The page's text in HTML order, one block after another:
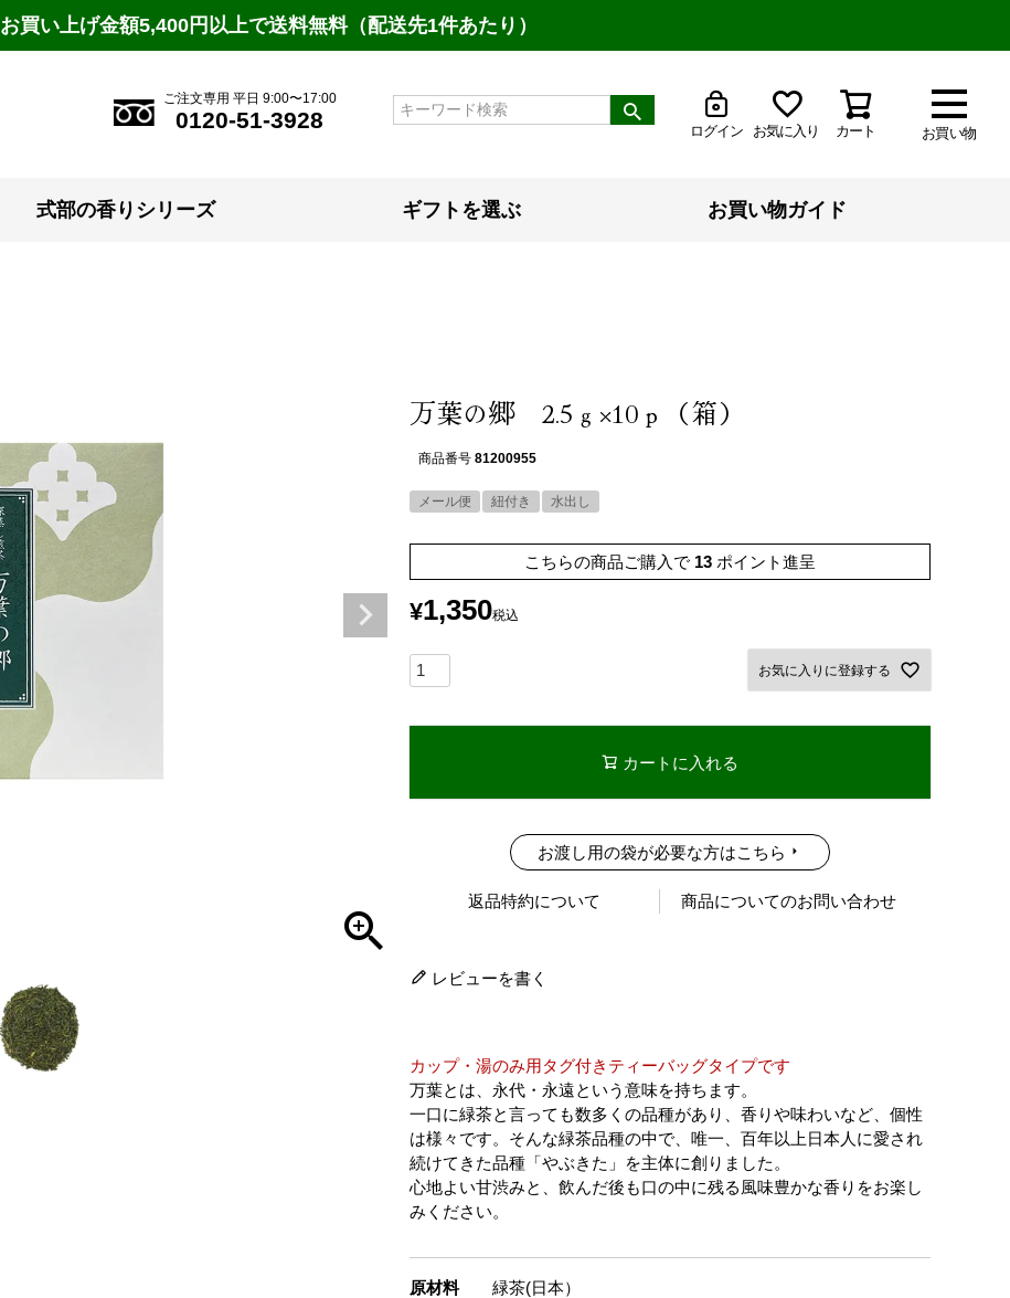
お買い上げ金額5,400円以上で送料無料（配送先1件あたり）
お買い物
ご注文専用 平日 9:00〜17:00
0120-51-3928 ログイン お気に入り カート
式部の香りシリーズ ギフトを選ぶ お買い物ガイド
万葉の郷 2.5ｇ×10ｐ（箱）
商品番号 81200955
メール便 紐付き 水出し
こちらの商品ご購入で 13 ポイント進呈
¥1,350税込
お気に入りに登録する
カートに入れる
お渡し用の袋が必要な方はこちら
返品特約について 商品についてのお問い合わせ
レビューを書く
カップ・湯のみ用タグ付きティーバッグタイプです
万葉とは、永代・永遠という意味を持ちます。
一口に緑茶と言っても数多くの品種があり、香りや味わいなど、個性
は様々です。そんな緑茶品種の中で、唯一、百年以上日本人に愛され
続けてきた品種「やぶきた」を主体に創りました。
心地よい甘渋みと、飲んだ後も口の中に残る風味豊かな香りをお楽し
みください。
原材料 緑茶(日本）